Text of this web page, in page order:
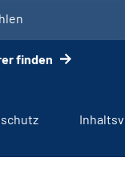
finden